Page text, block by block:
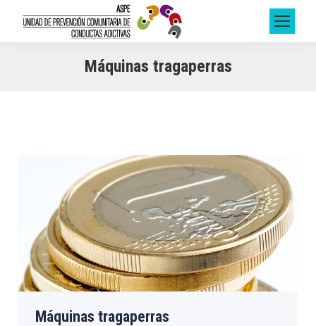
Máquinas tragaperras
Máquinas tragaperras